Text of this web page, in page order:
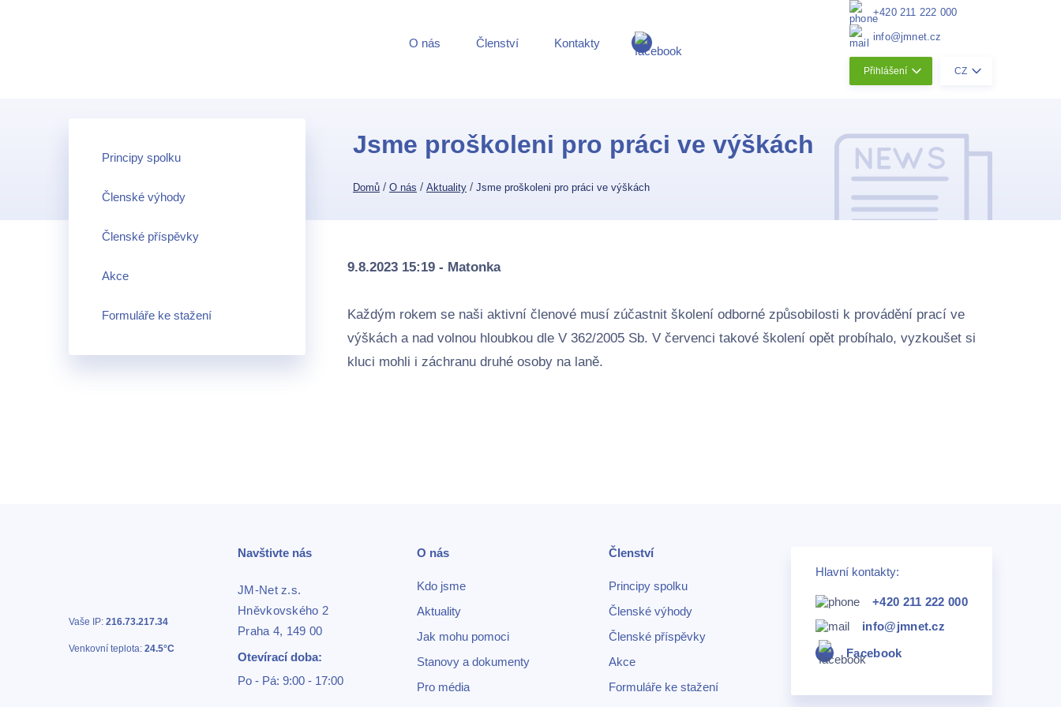
O nás Členství Kontakty
+420 211 222 000
info@jmnet.cz
Přihlášení CZ
Principy spolku
Členské výhody
Členské příspěvky
Akce
Formuláře ke stažení
Jsme proškoleni pro práci ve výškách
Domů / O nás / Aktuality / Jsme proškoleni pro práci ve výškách
9.8.2023 15:19 - Matonka
Každým rokem se naši aktivní členové musí zúčastnit školení odborné způsobilosti k provádění prací ve
výškách a nad volnou hloubkou dle V 362/2005 Sb. V červenci takové školení opět probíhalo, vyzkoušet si
kluci mohli i záchranu druhé osoby na laně.
Vaše IP: 216.73.217.34
Venkovní teplota: 24.5°C
Navštivte nás
JM-Net z.s.
Hněvkovského 2
Praha 4, 149 00
Otevírací doba:
Po - Pá: 9:00 - 17:00
O nás
Kdo jsme
Aktuality
Jak mohu pomoci
Stanovy a dokumenty
Pro média
Členství
Principy spolku
Členské výhody
Členské příspěvky
Akce
Formuláře ke stažení
Hlavní kontakty:
+420 211 222 000
info@jmnet.cz
Facebook